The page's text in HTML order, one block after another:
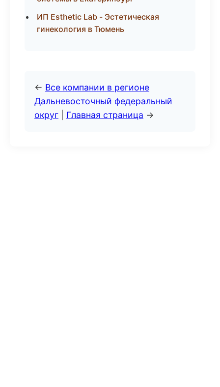
ИП Esthetic Lab - Эстетическая
гинекология в Тюмень
← Все компании в регионе
Дальневосточный федеральный
округ
Главная страница →